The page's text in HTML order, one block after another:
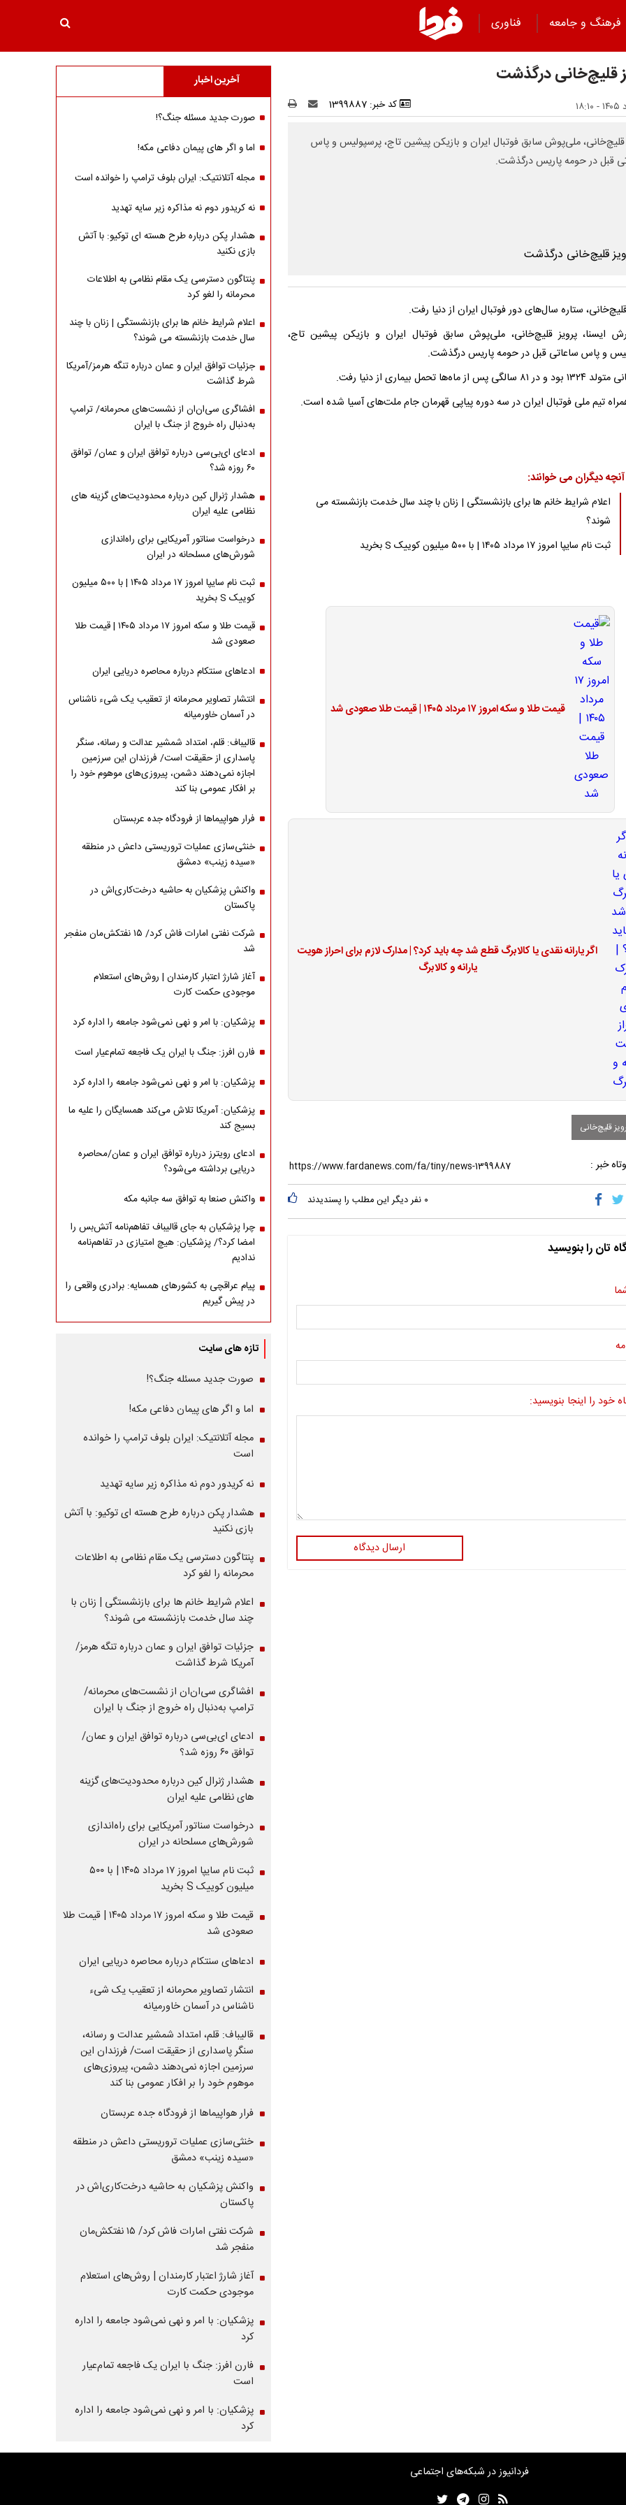
فرهنگ و جامعه
فناوری
قلیچ‌خانی درگذشت
کد خبر: 1399887
قلیچ‌خانی، ملی‌پوش سابق فوتبال ایران و بازیکن پیشین تاج، پرسپولیس و پاس
قبل در حومه پاریس درگذشت.
ستاره سال‌های دور فوتبال ایران از دنیا رفت.
ایسنا، پرویز قلیچ‌خانی، ملی‌پوش سابق فوتبال ایران و بازیکن پیشین تاج،
و پاس ساعاتی قبل در حومه پاریس درگذشت.
پس از ماه‌ها تحمل بیماری از دنیا رفت.
تیم ملی فوتبال ایران در سه دوره پیاپی قهرمان جام ملت‌های آسیا شده است.
آنچه دیگران می خوانند:
اعلام شرایط خانم ها برای بازنشستگی | زنان با چند سال خدمت بازنشسته می
شوند؟
ثبت نام سایپا امروز ۱۷ مرداد ۱۴۰۵ | با ۵۰۰ میلیون کوییک S بخرید
قیمت طلا و سکه امروز ۱۷ مرداد ۱۴۰۵ | قیمت طلا صعودی شد
اگر یارانه نقدی یا کالابرگ قطع شد چه باید کرد؟ | مدارک لازم برای احراز هویت
یارانه و کالابرگ
قلیچ‌خانی
خبر :
۰ نفر دیگر این مطلب را پسندیدند
تان را بنویسید
خود را اینجا بنویسید:
ارسال دیدگاه
آخرین اخبار
صورت جدید مسئله جنگ؟!
اما و اگر های پیمان دفاعی مکه!
مجله آتلانتیک: ایران بلوف ترامپ را خوانده است
نه کریدور دوم نه مذاکره زیر سایه تهدید
هشدار پکن درباره طرح هسته ای توکیو: با آتش
بازی نکنید
پنتاگون دسترسی یک مقام نظامی به اطلاعات
محرمانه را لغو کرد
اعلام شرایط خانم ها برای بازنشستگی | زنان با چند
سال خدمت بازنشسته می شوند؟
جزئیات توافق ایران و عمان درباره تنگه هرمز/آمریکا
شرط گذاشت
افشاگری سی‌ان‌ان از نشست‌های محرمانه/ ترامپ
به‌دنبال راه خروج از جنگ با ایران
ادعای ای‌بی‌سی درباره توافق ایران و عمان/ توافق
۶۰ روزه شد؟
هشدار ژنرال کین درباره محدودیت‌های گزینه های
نظامی علیه ایران
درخواست سناتور آمریکایی برای راه‌اندازی
شورش‌های مسلحانه در ایران
ثبت نام سایپا امروز ۱۷ مرداد ۱۴۰۵ | با ۵۰۰ میلیون
کوییک S بخرید
قیمت طلا و سکه امروز ۱۷ مرداد ۱۴۰۵ | قیمت طلا
صعودی شد
ادعاهای سنتکام درباره محاصره دریایی ایران
انتشار تصاویر محرمانه از تعقیب یک شیء ناشناس
در آسمان خاورمیانه
قالیباف: قلم، امتداد شمشیر عدالت و رسانه، سنگر
پاسداری از حقیقت است/ فرزندان این سرزمین
اجازه نمی‌دهند دشمن، پیروزی‌های موهوم خود را
بر افکار عمومی بنا کند
فرار هواپیماها از فرودگاه جده عربستان
خنثی‌سازی عملیات تروریستی داعش در منطقه
«سیده زینب» دمشق
واکنش پزشکیان به حاشیه درخت‌کاری‌اش در
پاکستان
شرکت نفتی امارات فاش کرد/ ۱۵ نفتکش‌مان منفجر
شد
آغاز شارژ اعتبار کارمندان | روش‌های استعلام
موجودی حکمت کارت
پزشکیان: با امر و نهی نمی‌شود جامعه را اداره کرد
فارن افرز: جنگ با ایران یک فاجعه تمام‌عیار است
پزشکیان: با امر و نهی نمی‌شود جامعه را اداره کرد
پزشکیان: آمریکا تلاش می‌کند همسایگان را علیه ما
بسیج کند
ادعای رویترز درباره توافق ایران و عمان/محاصره
دریایی برداشته می‌شود؟
واکنش صنعا به توافق سه جانبه مکه
چرا پزشکیان به جای قالیباف تفاهم‌نامه آتش‌بس را
امضا کرد؟/ پزشکیان: هیچ امتیازی در تفاهم‌نامه
ندادیم
پیام عراقچی به کشورهای همسایه: برادری واقعی را
در پیش گیریم
تازه های سایت
صورت جدید مسئله جنگ؟!
اما و اگر های پیمان دفاعی مکه!
مجله آتلانتیک: ایران بلوف ترامپ را خوانده
است
نه کریدور دوم نه مذاکره زیر سایه تهدید
هشدار پکن درباره طرح هسته ای توکیو: با آتش
بازی نکنید
پنتاگون دسترسی یک مقام نظامی به اطلاعات
محرمانه را لغو کرد
اعلام شرایط خانم ها برای بازنشستگی | زنان با
چند سال خدمت بازنشسته می شوند؟
جزئیات توافق ایران و عمان درباره تنگه هرمز/
آمریکا شرط گذاشت
افشاگری سی‌ان‌ان از نشست‌های محرمانه/
ترامپ به‌دنبال راه خروج از جنگ با ایران
ادعای ای‌بی‌سی درباره توافق ایران و عمان/
توافق ۶۰ روزه شد؟
هشدار ژنرال کین درباره محدودیت‌های گزینه
های نظامی علیه ایران
درخواست سناتور آمریکایی برای راه‌اندازی
شورش‌های مسلحانه در ایران
ثبت نام سایپا امروز ۱۷ مرداد ۱۴۰۵ | با ۵۰۰
میلیون کوییک S بخرید
قیمت طلا و سکه امروز ۱۷ مرداد ۱۴۰۵ | قیمت طلا
صعودی شد
ادعاهای سنتکام درباره محاصره دریایی ایران
انتشار تصاویر محرمانه از تعقیب یک شیء
ناشناس در آسمان خاورمیانه
قالیباف: قلم، امتداد شمشیر عدالت و رسانه،
سنگر پاسداری از حقیقت است/ فرزندان این
سرزمین اجازه نمی‌دهند دشمن، پیروزی‌های
موهوم خود را بر افکار عمومی بنا کند
فرار هواپیماها از فرودگاه جده عربستان
خنثی‌سازی عملیات تروریستی داعش در منطقه
«سیده زینب» دمشق
واکنش پزشکیان به حاشیه درخت‌کاری‌اش در
پاکستان
شرکت نفتی امارات فاش کرد/ ۱۵ نفتکش‌مان
منفجر شد
آغاز شارژ اعتبار کارمندان | روش‌های استعلام
موجودی حکمت کارت
پزشکیان: با امر و نهی نمی‌شود جامعه را اداره
کرد
فارن افرز: جنگ با ایران یک فاجعه تمام‌عیار
است
پزشکیان: با امر و نهی نمی‌شود جامعه را اداره
کرد
فردانیوز در شبکه‌های اجتماعی